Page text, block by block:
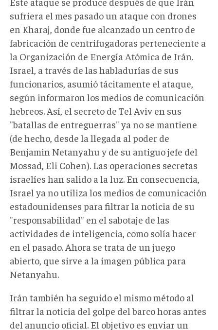
sufriera el mes pasado un ataque con drones
en Kharaj, donde fue alcanzado un centro de
fabricación de centrifugadoras perteneciente a
la Organización de Energía Atómica de Irán.
Israel, a través de las habladurías de sus
funcionarios, asumió tácitamente el ataque,
según informaron los medios de comunicación
hebreos. Así, el secreto de Tel Aviv en sus
"batallas de entreguerras" ya no se mantiene
(de hecho, desde la llegada al poder de
Benjamin Netanyahu y de su antiguo jefe del
Mossad, Eli Cohen). Las operaciones secretas
israelíes han salido a la luz. En consecuencia,
Israel ya no utiliza los medios de comunicación
estadounidenses para filtrar la noticia de su
"responsabilidad" en el sabotaje de las
actividades de inteligencia, como solía hacer
en el pasado. Ahora se trata de un juego
abierto, que sirve a la imagen pública para
Netanyahu.
Irán también ha seguido el mismo método al
filtrar la noticia del golpe del barco horas antes
del anuncio oficial. El objetivo es enviar un